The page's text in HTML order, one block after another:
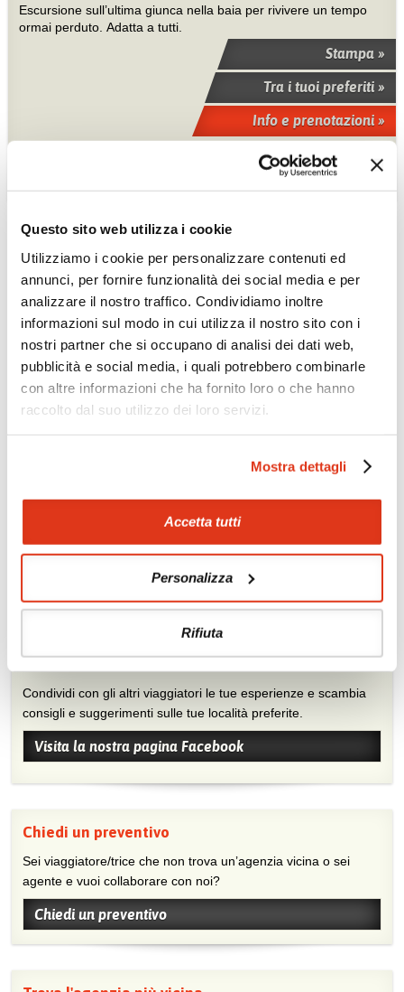
Questo sito web utilizza i cookie
Utilizziamo i cookie per personalizzare contenuti ed
annunci, per fornire funzionalità dei social media e per
analizzare il nostro traffico. Condividiamo inoltre
informazioni sul modo in cui utilizza il nostro sito con i
nostri partner che si occupano di analisi dei dati web,
pubblicità e social media, i quali potrebbero combinarle
con altre informazioni che ha fornito loro o che hanno
raccolto dal suo utilizzo dei loro servizi.
Mostra dettagli
Accetta tutti
Personalizza
Rifiuta
Escursione sull’ultima giunca nella baia per rivivere un tempo
ormai perduto. Adatta a tutti.
Stampa »
Tra i tuoi preferiti »
Info e prenotazioni »
Offerte
richiesta
Mostraci le tue foto su Facebook
Condividi con gli altri viaggiatori le tue esperienze e scambia
consigli e suggerimenti sulle tue località preferite.
Visita la nostra pagina Facebook
Chiedi un preventivo
Sei viaggiatore/trice che non trova un’agenzia vicina o sei
agente e vuoi collaborare con noi?
Chiedi un preventivo